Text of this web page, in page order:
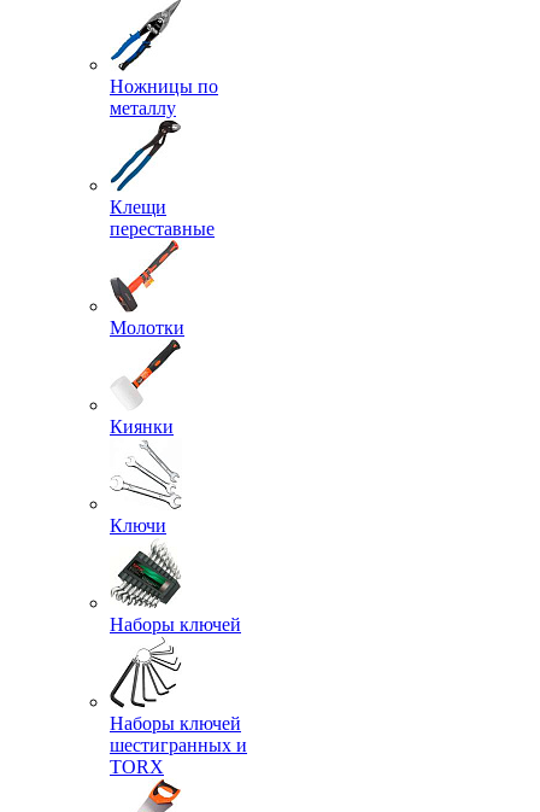
Ножницы по
металлу
Клещи
переставные
Молотки
Киянки
Ключи
Наборы ключей
Наборы ключей
шестигранных и
TORX